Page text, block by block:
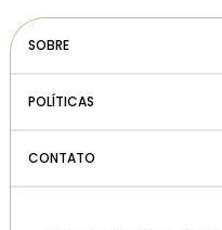
SOBRE
POLÍTICAS
CONTATO